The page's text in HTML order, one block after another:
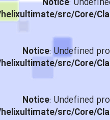
Notice:
src/Core/
Notice: Undefined
src/Core/
Notice: Undefined
src/Core/